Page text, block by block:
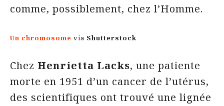
comme, possiblement, chez l’Homme.
Un chromosome via Shutterstock
Chez Henrietta Lacks, une patiente
morte en 1951 d’un cancer de l’utérus,
des scientifiques ont trouvé une lignée